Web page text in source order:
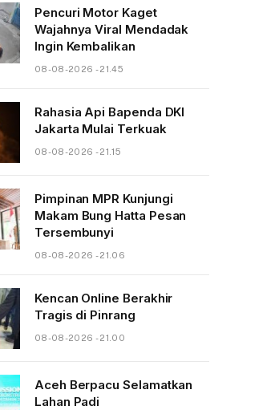
Pencuri Motor Kaget
Wajahnya Viral Mendadak
Ingin Kembalikan
08-08-2026 - 21.45
Rahasia Api Bapenda DKI
Jakarta Mulai Terkuak
08-08-2026 - 21.15
Pimpinan MPR Kunjungi
Makam Bung Hatta Pesan
Tersembunyi
08-08-2026 - 21.06
Kencan Online Berakhir
Tragis di Pinrang
08-08-2026 - 21.00
Aceh Berpacu Selamatkan
Lahan Padi